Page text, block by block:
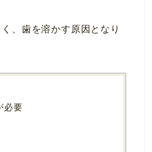
、歯を溶かす原因となり
必要